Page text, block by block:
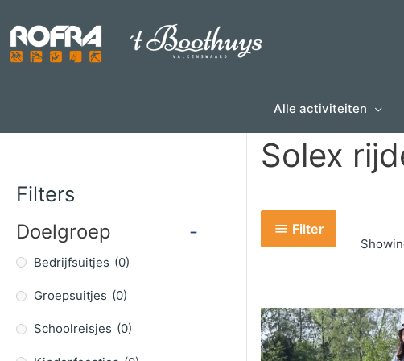
content
Alle activiteiten
Filters
Doelgroep -
Bedrijfsuitjes (0)
Groepsuitjes (0)
Schoolreisjes (0)
Solex
Filter